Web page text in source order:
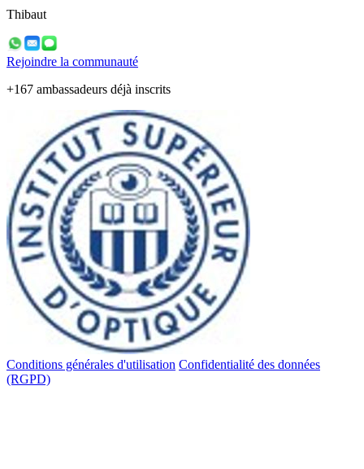
Thibaut
Rejoindre la communauté
+167 ambassadeurs déjà inscrits
Conditions générales d'utilisation Confidentialité des données
(RGPD)